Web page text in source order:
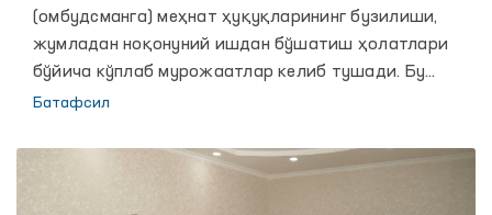
(омбудсманга) меҳнат ҳуқуқларининг бузилиши,
жумладан ноқонуний ишдан бўшатиш ҳолатлари
бўйича кўплаб мурожаатлар келиб тушади. Бу
мурожаатлар ўрганилиб, қонун бузилиш ҳолатлари
Омбудсманнинг асослантирилган хулосалари ва
сўров хатлари киритилиши натижасида кўплаб
Батафсил